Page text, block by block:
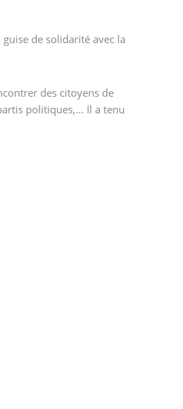
guise de solidarité avec la
des citoyens de
politiques,… Il a tenu